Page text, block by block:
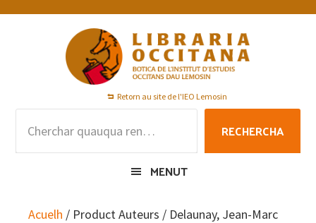
Skip
Skip
Skip
Retorn au site de l'IEO Lemosin
RECHERCHA
MENUT
Acuelh / Product Auteurs / Delaunay, Jean-Marc